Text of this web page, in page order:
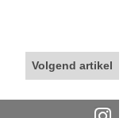
Volgend artikel